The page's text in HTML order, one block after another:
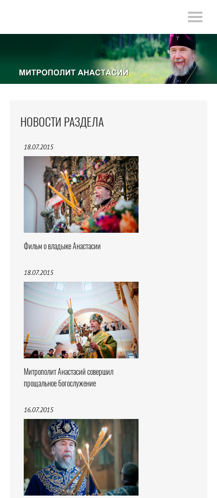
НОВОСТИ РАЗДЕЛА
18.07.2015
Фильм о владыке Анастасии
18.07.2015
Митрополит Анастасий совершил
прощальное богослужение
16.07.2015